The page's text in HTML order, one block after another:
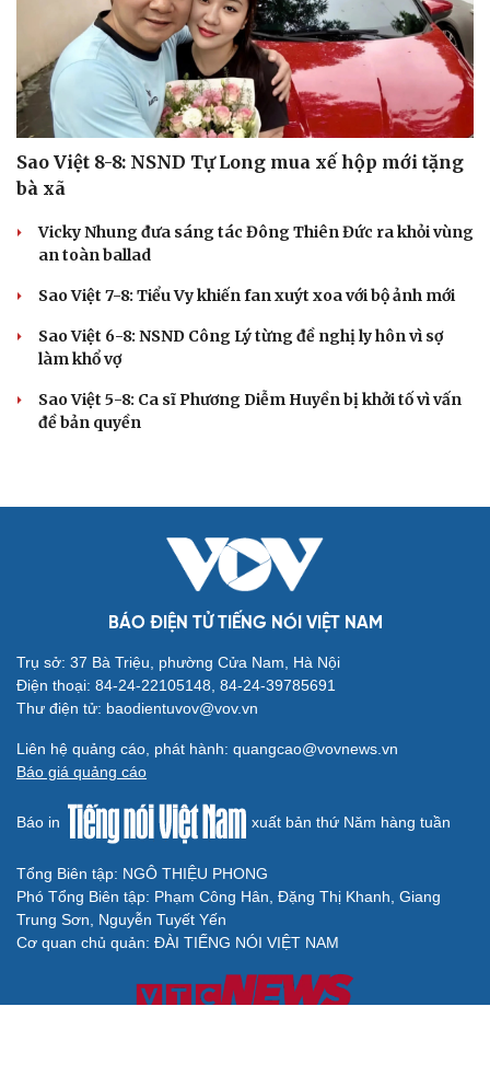
Sao Việt 8-8: NSND Tự Long mua xế hộp mới tặng
bà xã
Vicky Nhung đưa sáng tác Đông Thiên Đức ra khỏi vùng
an toàn ballad
Sao Việt 7-8: Tiểu Vy khiến fan xuýt xoa với bộ ảnh mới
Sao Việt 6-8: NSND Công Lý từng đề nghị ly hôn vì sợ
làm khổ vợ
Sao Việt 5-8: Ca sĩ Phương Diễm Huyền bị khởi tố vì vấn
đề bản quyền
BÁO ĐIỆN TỬ TIẾNG NÓI VIỆT NAM
Trụ sở: 37 Bà Triệu, phường Cửa Nam, Hà Nội
Điện thoại: 84-24-22105148, 84-24-39785691
Thư điện tử: baodientuvov@vov.vn
Liên hệ quảng cáo, phát hành: quangcao@vovnews.vn
Báo giá quảng cáo
Báo in xuất bản thứ Năm hàng tuần
Tổng Biên tập: NGÔ THIỆU PHONG
Phó Tổng Biên tập: Phạm Công Hân, Đặng Thị Khanh, Giang
Trung Sơn, Nguyễn Tuyết Yến
Cơ quan chủ quản: ĐÀI TIẾNG NÓI VIỆT NAM